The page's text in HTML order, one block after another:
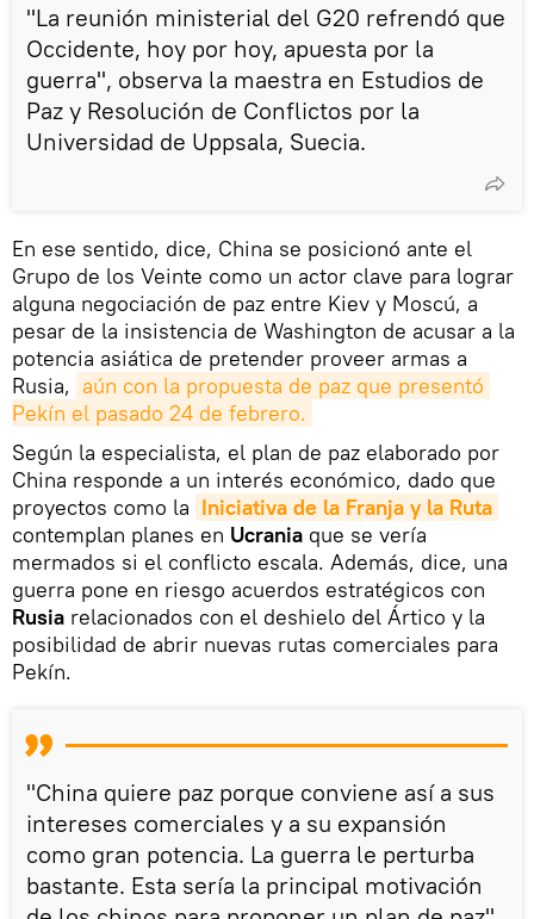
"La reunión ministerial del G20 refrendó que
Occidente, hoy por hoy, apuesta por la
guerra", observa la maestra en Estudios de
Paz y Resolución de Conflictos por la
Universidad de Uppsala, Suecia.
En ese sentido, dice, China se posicionó ante el
Grupo de los Veinte como un actor clave para lograr
alguna negociación de paz entre Kiev y Moscú, a
pesar de la insistencia de Washington de acusar a la
potencia asiática de pretender proveer armas a
Rusia, aún con la propuesta de paz que presentó
Pekín el pasado 24 de febrero.
Según la especialista, el plan de paz elaborado por
China responde a un interés económico, dado que
proyectos como la Iniciativa de la Franja y la Ruta
contemplan planes en Ucrania que se vería
mermados si el conflicto escala. Además, dice, una
guerra pone en riesgo acuerdos estratégicos con
Rusia relacionados con el deshielo del Ártico y la
posibilidad de abrir nuevas rutas comerciales para
Pekín.
"China quiere paz porque conviene así a sus
intereses comerciales y a su expansión
como gran potencia. La guerra le perturba
bastante. Esta sería la principal motivación